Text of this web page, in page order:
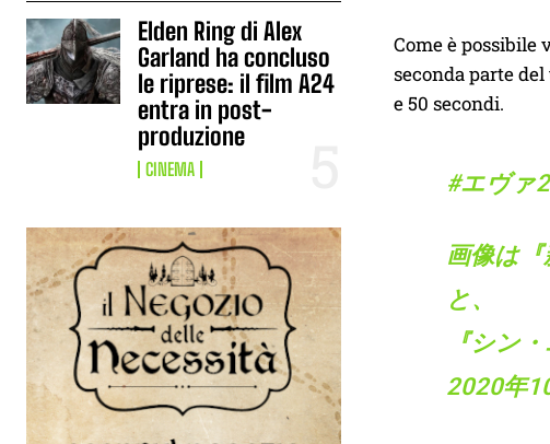
Elden Ring di Alex
Garland ha concluso
le riprese: il film A24
entra in post-
produzione
CINEMA
Come è possibile
seconda parte
e 50 secondi.
#エヴァ
画像は
と、
『シン
2020年